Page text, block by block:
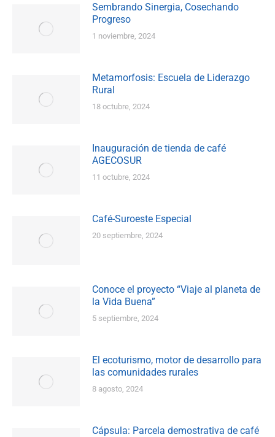
Sembrando Sinergia, Cosechando
Progreso
1 noviembre, 2024
Metamorfosis: Escuela de Liderazgo
Rural
18 octubre, 2024
Inauguración de tienda de café
AGECOSUR
11 octubre, 2024
Café-Suroeste Especial
20 septiembre, 2024
Conoce el proyecto “Viaje al planeta de
la Vida Buena”
5 septiembre, 2024
El ecoturismo, motor de desarrollo para
las comunidades rurales
8 agosto, 2024
Cápsula: Parcela demostrativa de café